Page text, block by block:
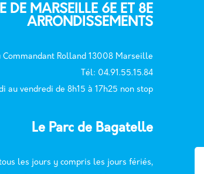
DE MARSEILLE 6E ET 8E
ARRONDISSEMENTS
Commandant Rolland 13008 Marseille
Tél: 04.91.55.15.84
au vendredi de 8h15 à 17h25 non stop
Le Parc de Bagatelle
les jours y compris les jours fériés,